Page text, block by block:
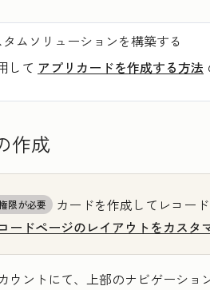
タムソリューションを構築する
して アプリカードを作成する方法
作成
限が必要 カードを作成してレコー
ードページのレイアウトをカスタ
ウントにて、上部のナビゲーショ